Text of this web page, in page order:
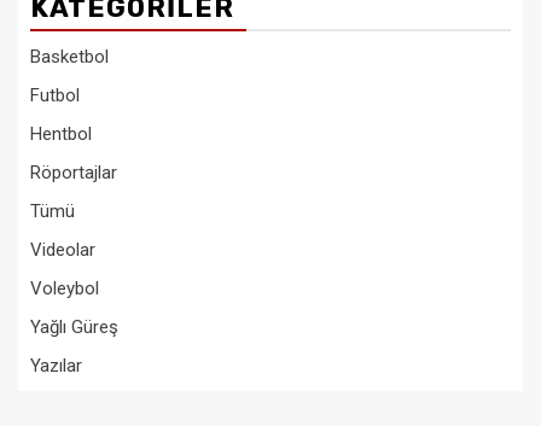
KATEGORILER
Basketbol
Futbol
Hentbol
Röportajlar
Tümü
Videolar
Voleybol
Yağlı Güreş
Yazılar